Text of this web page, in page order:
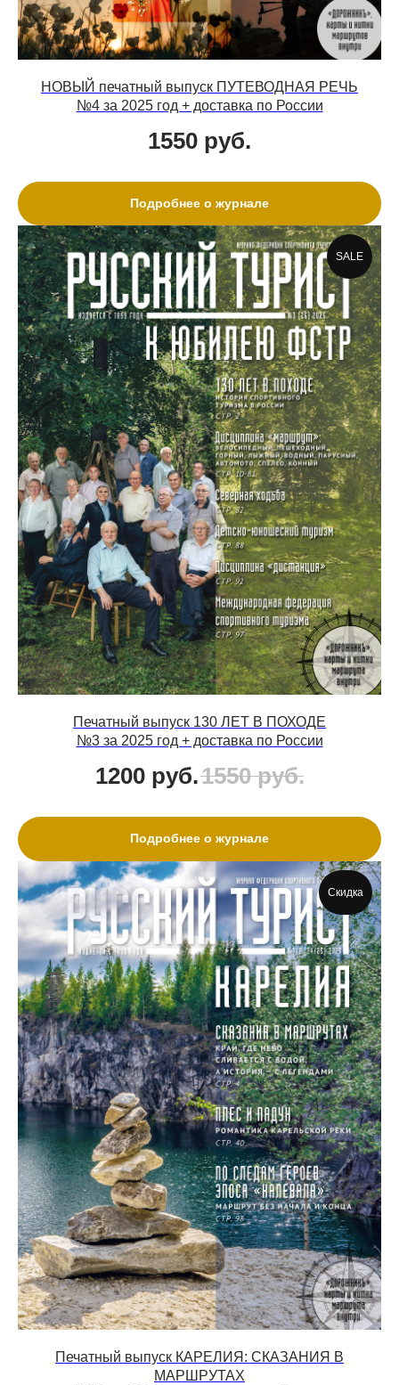
НОВЫЙ печатный выпуск ПУТЕВОДНАЯ РЕЧЬ
№4 за 2025 год + доставка по России
1550 руб.
Подробнее о журнале
SALE
Печатный выпуск 130 ЛЕТ В ПОХОДЕ
№3 за 2025 год + доставка по России
1200 руб.1550 руб.
Подробнее о журнале
Скидка
Печатный выпуск КАРЕЛИЯ: СКАЗАНИЯ В
МАРШРУТАХ